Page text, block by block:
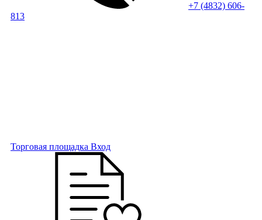
+7 (4832) 606-
813
Торговая площадка Вход